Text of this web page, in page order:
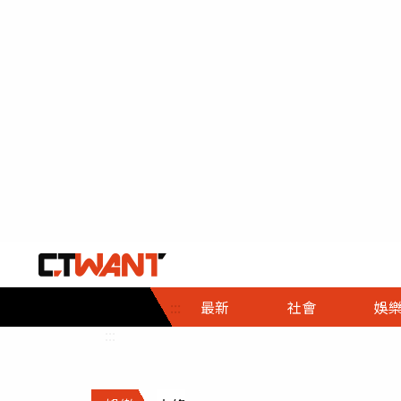
::: 最新 社會
社會首頁
時事
調查
娛樂
娛樂首頁
即時
財經首頁
熱線
政